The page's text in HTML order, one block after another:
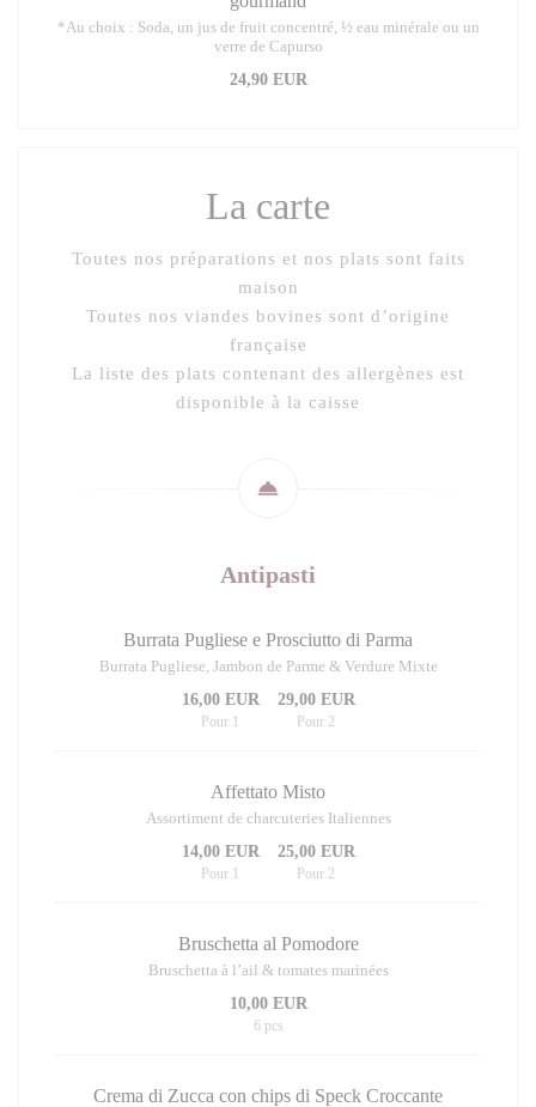
*Au choix : Soda, un jus de fruit concentré, ½ eau minérale ou un
verre de Capurso
24,90 EUR
La carte
Toutes nos préparations et nos plats sont faits
maison
Toutes nos viandes bovines sont d’origine
française
La liste des plats contenant des allergènes est
disponible à la caisse
Antipasti
Burrata Pugliese e Prosciutto di Parma
Burrata Pugliese, Jambon de Parme & Verdure Mixte
16,00 EUR
Pour 1
29,00 EUR
Pour 2
Affettato Misto
Assortiment de charcuteries Italiennes
14,00 EUR
Pour 1
25,00 EUR
Pour 2
Bruschetta al Pomodore
Bruschetta à l’ail & tomates marinées
10,00 EUR
6 pcs
Crema di Zucca con chips di Speck Croccante